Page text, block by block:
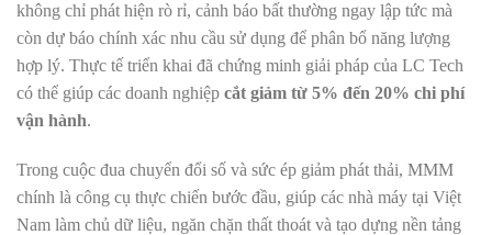
không chỉ phát hiện rò rỉ, cảnh báo bất thường ngay lập tức mà
còn dự báo chính xác nhu cầu sử dụng để phân bổ năng lượng
hợp lý. Thực tế triển khai đã chứng minh giải pháp của LC Tech
có thể giúp các doanh nghiệp cắt giảm từ 5% đến 20% chi phí
vận hành.
Trong cuộc đua chuyển đổi số và sức ép giảm phát thải, MMM
chính là công cụ thực chiến bước đầu, giúp các nhà máy tại Việt
Nam làm chủ dữ liệu, ngăn chặn thất thoát và tạo dựng nền tảng